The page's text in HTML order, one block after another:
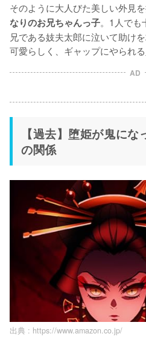
そのように大人びた美しい外見を
なりのお兄ちゃんっ子。1人でも
兄である妓夫太郎に泣いて助け
可愛らしく、ギャップにやられる
AD
【過去】堕姫が鬼に
の関係
出典 : https://www.amazon.co.jp/